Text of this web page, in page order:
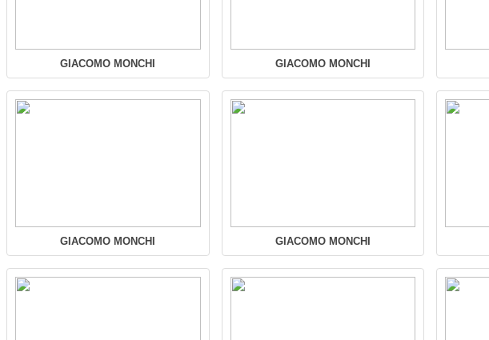
GIACOMO MONCHI GIACOMO MONCHI
GIACOMO MONCHI GIACOMO MONCHI